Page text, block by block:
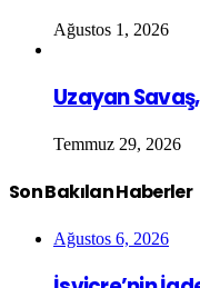
Ağustos 1, 2026
Uzayan
Temmuz 29, 2026
Son Bakılan Haberler
Ağustos 6, 2026